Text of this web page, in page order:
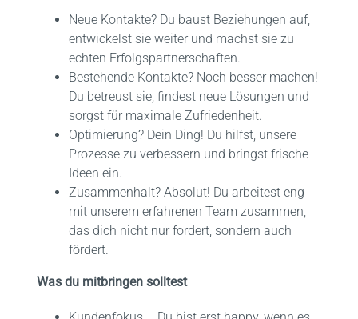
Neue Kontakte? Du baust Beziehungen auf,
entwickelst sie weiter und machst sie zu
echten Erfolgspartnerschaften.
Bestehende Kontakte? Noch besser machen!
Du betreust sie, findest neue Lösungen und
sorgst für maximale Zufriedenheit.
Optimierung? Dein Ding! Du hilfst, unsere
Prozesse zu verbessern und bringst frische
Ideen ein.
Zusammenhalt? Absolut! Du arbeitest eng
mit unserem erfahrenen Team zusammen,
das dich nicht nur fordert, sondern auch
fördert.
Was du mitbringen solltest